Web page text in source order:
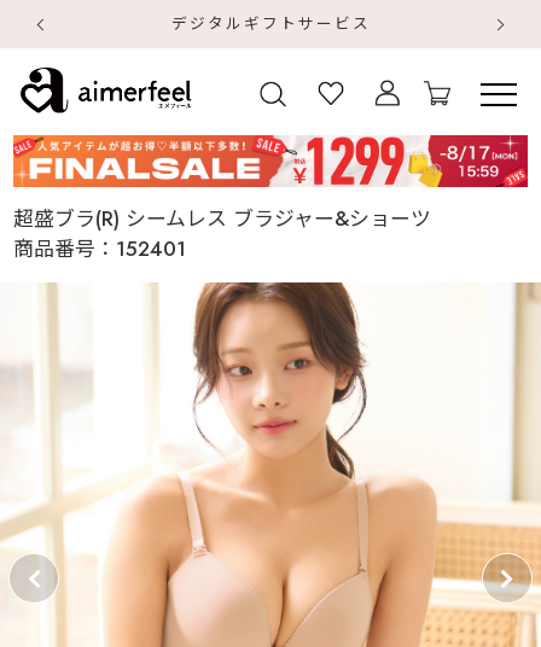
デジタルギフトサービス
超盛ブラ(R) シームレス ブラジャー&ショーツ
商品番号： 152401